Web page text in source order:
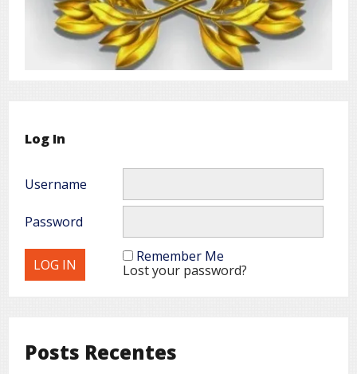
Log In
Username
Password
Remember Me
Lost your password?
Posts Recentes